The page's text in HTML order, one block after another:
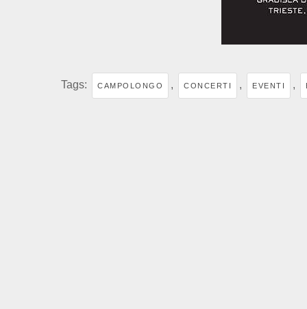
Tags: CAMPOLONGO , CONCERTI , EVENTI ,